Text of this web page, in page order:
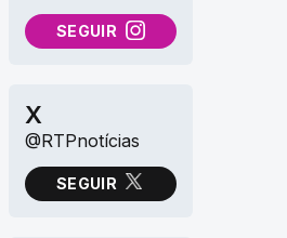
SEGUIR
NO INSTAGRAM
X
@RTPnotícias
SEGUIR
NO X (TWITTER)